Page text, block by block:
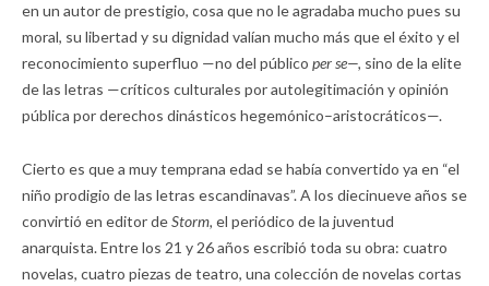
en un autor de prestigio, cosa que no le agradaba mucho pues su
moral, su libertad y su dignidad valían mucho más que el éxito y el
reconocimiento superfluo —no del público per se—, sino de la elite
de las letras —críticos culturales por autolegitimación y opinión
pública por derechos dinásticos hegemónico–aristocráticos—.
Cierto es que a muy temprana edad se había convertido ya en “el
niño prodigio de las letras escandinavas”. A los diecinueve años se
convirtió en editor deStorm, el periódico de la juventud
anarquista. Entre los 21 y 26 años escribió toda su obra: cuatro
novelas, cuatro piezas de teatro, una colección de novelas cortas